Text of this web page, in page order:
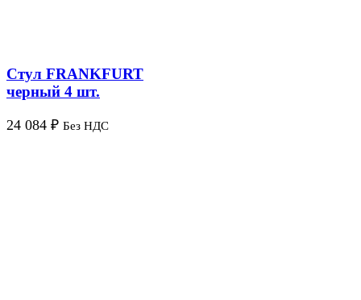
Стул FRANKFURT
черный 4 шт.
24 084 ₽ Без НДС